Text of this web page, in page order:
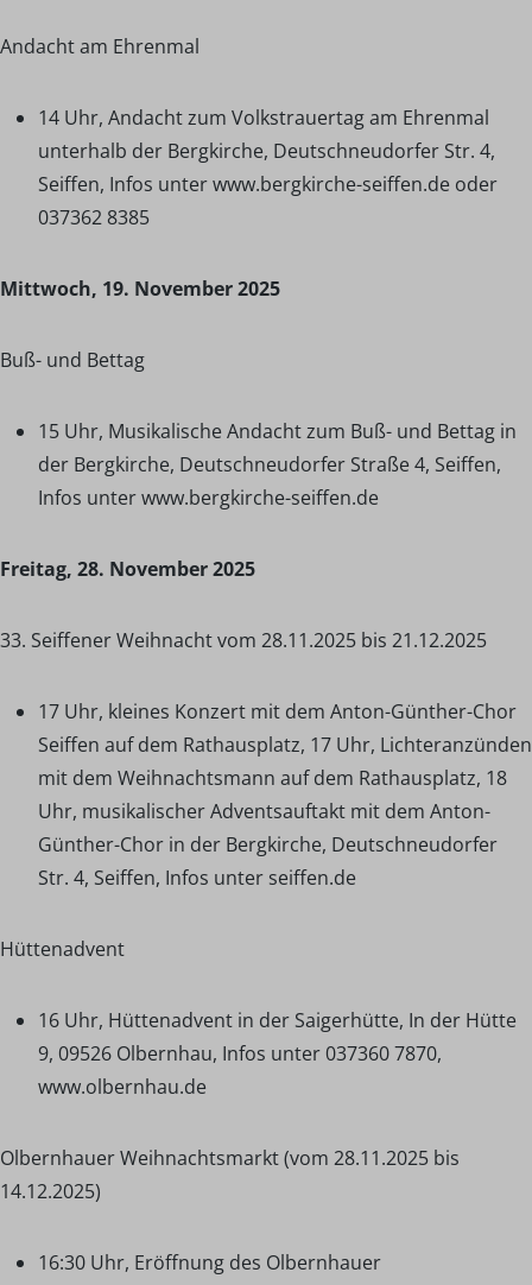
Andacht am Ehrenmal
14 Uhr, Andacht zum Volkstrauertag am Ehrenmal
unterhalb der Bergkirche, Deutschneudorfer Str. 4,
Seiffen, Infos unter www.bergkirche-seiffen.de oder
037362 8385
Mittwoch, 19. November 2025
Buß- und Bettag
15 Uhr, Musikalische Andacht zum Buß- und Bettag in
der Bergkirche, Deutschneudorfer Straße 4, Seiffen,
Infos unter www.bergkirche-seiffen.de
Freitag, 28. November 2025
33. Seiffener Weihnacht vom 28.11.2025 bis 21.12.2025
17 Uhr, kleines Konzert mit dem Anton-Günther-Chor
Seiffen auf dem Rathausplatz, 17 Uhr, Lichteranzünden
mit dem Weihnachtsmann auf dem Rathausplatz, 18
Uhr, musikalischer Adventsauftakt mit dem Anton-
Günther-Chor in der Bergkirche, Deutschneudorfer
Str. 4, Seiffen, Infos unter seiffen.de
Hüttenadvent
16 Uhr, Hüttenadvent in der Saigerhütte, In der Hütte
9, 09526 Olbernhau, Infos unter 037360 7870,
www.olbernhau.de
Olbernhauer Weihnachtsmarkt (vom 28.11.2025 bis
14.12.2025)
16:30 Uhr, Eröffnung des Olbernhauer